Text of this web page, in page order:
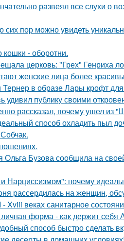
развеял все слухи о
сих пор можно увидеть
кошки - оборотни.
церковь: "Грех" Генриха
женские лица более
в образе Лары крофт
публику своими
рассказал, почему ушел из
способ охладить пыл
Бузова сообщила на
Нарциссизмом": почему
рассердилась на женщин,
веках санитарное
форма - как держит себя
способ быстро сделать